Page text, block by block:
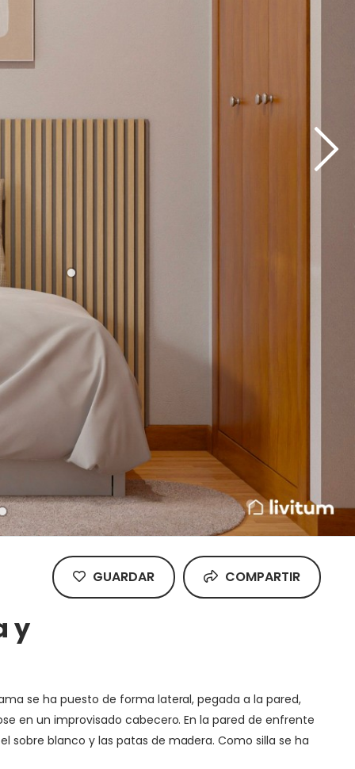
y
GUARDAR COMPARTIR
se ha puesto de forma lateral, pegada a la pared,
en un improvisado cabecero. En la pared de enfrente
blanco y las patas de madera. Como silla se ha